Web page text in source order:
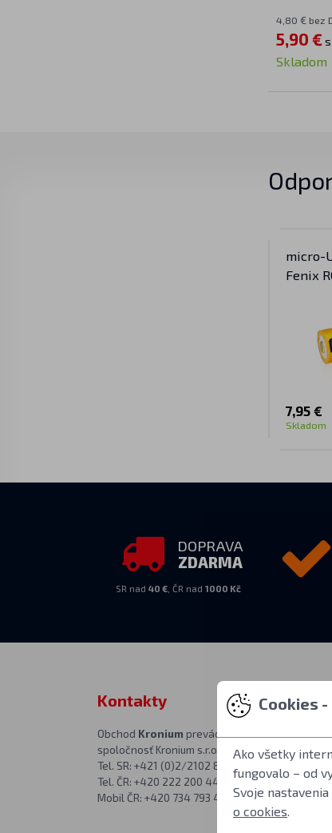
4,80 € bez
5,90 €s
Skladom
micro-
Fenix
7,95 €
Skladom
DOPRAVA
ZDARMA
SR nad40 € , ČR nad1000 Kč
Kontakty
Obchod Kronium prevádzkuje
spoločnosť Kronium s.r.o.
Tel. SR: +421 (0)2/2102 8626
Tel. ČR: +420 222 200 444
Mobil ČR: +420 734 793 444
Adresa
Kronium.cz
Rímská 20
Praha 2
Cookies
Ako všetky
fungovalo – od
Svoje
o cookies.